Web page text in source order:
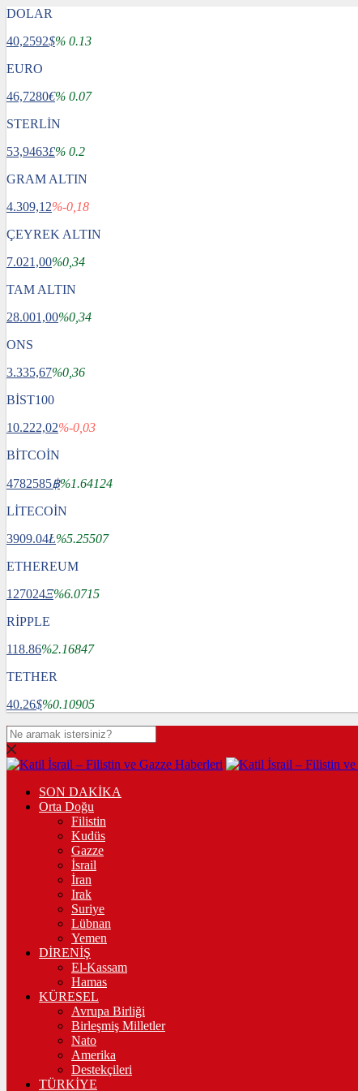
DOLAR
40,2592$% 0.13
EURO
46,7280€% 0.07
STERLİN
53,9463£% 0.2
GRAM ALTIN
4.309,12%-0,18
ÇEYREK ALTIN
7.021,00%0,34
TAM ALTIN
28.001,00%0,34
ONS
3.335,67%0,36
BİST100
10.222,02%-0,03
BİTCOİN
4782585฿%1.64124
LİTECOİN
3909.04Ł%5.25507
ETHEREUM
127024Ξ%6.0715
RİPPLE
118.86%2.16847
TETHER
40.26$%0.10905
SON DAKİKA
Orta Doğu
Filistin
Kudüs
Gazze
İsrail
İran
Irak
Suriye
Lübnan
Yemen
DİRENİŞ
El-Kassam
Hamas
KÜRESEL
Avrupa Birliği
Birleşmiş Milletler
Nato
Amerika
Destekçileri
TÜRKİYE